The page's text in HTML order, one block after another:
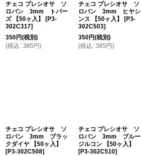
チェコ プレシオサ ソ
ロバン 3mm トパー
ズ 【50ヶ入】
[P3-
302C317]
350円(税別)
(税込 : 385 円)
チェコ プレシオサ ソ
ロバン 3mm ヒヤシ
ンス 【50ヶ入】
[P3-
302C503]
350円(税別)
(税込 : 385 円)
チェコ プレシオサ ソ
ロバン 3mm ブラッ
クダイヤ 【50ヶ入】
[P3-302C508]
チェコ プレシオサ ソ
ロバン 3mm ブルー
ジルコン 【50ヶ入】
[P3-302C510]